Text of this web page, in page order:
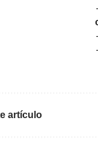
artículo